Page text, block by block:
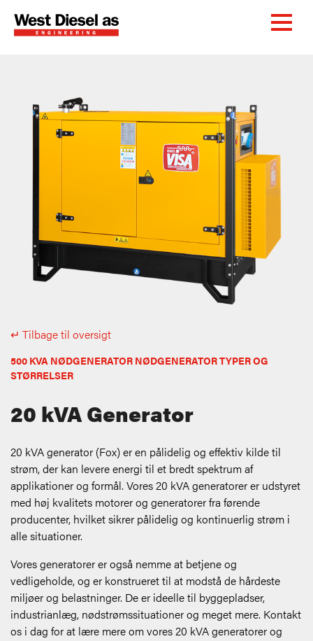
↵ Tilbage til oversigt
500 KVA NØDGENERATOR NØDGENERATOR TYPER OG
STØRRELSER
20 kVA Generator
20 kVA generator (Fox) er en pålidelig og effektiv kilde til
strøm, der kan levere energi til et bredt spektrum af
applikationer og formål. Vores 20 kVA generatorer er udstyret
med høj kvalitets motorer og generatorer fra førende
producenter, hvilket sikrer pålidelig og kontinuerlig strøm i
alle situationer.
Vores generatorer er også nemme at betjene og
vedligeholde, og er konstrueret til at modstå de hårdeste
miljøer og belastninger. De er ideelle til byggepladser,
industrianlæg, nødstrømssituationer og meget mere. Kontakt
os i dag for at lære mere om vores 20 kVA generatorer og